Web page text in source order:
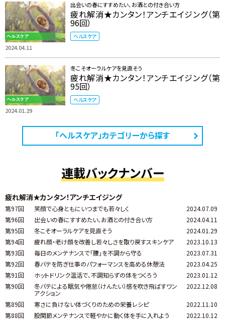
2024.04.11
出会いの春にすすめたい、お酒との付き合い方
疲れ解消★カンタン！アンチエイジング（第
96回）
ヘルスケア
2024.01.29
冬こそオーラルケアを見直そう
疲れ解消★カンタン！アンチエイジング（第
95回）
ヘルスケア
「ヘルスケア」カテゴリーから探す
連載バックナンバー
疲れ解消★カンタン！アンチエイジング
第97回 笑顔で心身ともにいつまでも若々しく
2024.07.09
第96回
出会いの春にすすめたい、お酒との付き合い方
2024.04.11
第95回
冬こそオーラルケアを見直そう
2024.01.29
第94回
疲れ顔・老け顔を改善し若々しさを取り戻すスキンケア
2023.10.13
第93回
毎日のメンテナンスで「腰」を不調から守る
2023.07.31
第92回
春バテを防ぎ仕事のパフォーマンスを高める休憩法
2023.04.25
第91回
ホットドリンク温活で、不調知らずの体をつくろう
2023.01.12
第90回
冬バテによる眠気や倦怠（けんたい）感を吹き飛ばすワン
アクション
2022.12.08
第89回 寒さに負けない体づくりのための栄養レシピ
2022.11.10
第88回
股関節メンテナンスで軽やかに動く体を手に入れよう
2022.10.12